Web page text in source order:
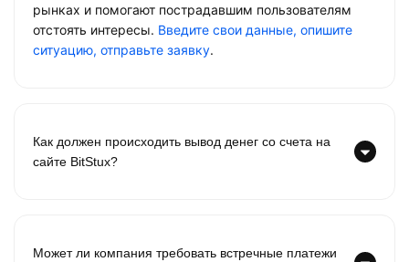
рынках и помогают пострадавшим пользователям
отстоять интересы. Введите свои данные, опишите
ситуацию, отправьте заявку.
Как должен происходить вывод денег со счета на
сайте BitStux?
Может ли компания требовать встречные платежи